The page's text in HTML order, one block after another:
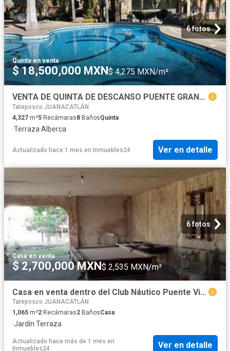
6 fotos
Quinta·en venta
$ 18,500,000 MXN$ 4,275 MXN/m²
VENTA DE QUINTA DE DESCANSO PUENTE GRANDE JALISCO PUEBLO DE LA LAJA
Tateposco JUANACATLÁN
4,327 m²5 Recámaras8 BañosQuinta
·Terraza·Alberca
Actualizado hace 1 mes en Inmuebles24 Ver en detalle
6 fotos
Casa·en venta
$ 2,700,000 MXN$ 2,535 MXN/m²
Casa en venta dentro del Club Náutico Puente Viejo, Juanacatlán, Jal
Tateposco JUANACATLÁN
1,065 m²2 Recámaras2 BañosCasa
·Jardín·Terraza
Actualizado hace más de 1 mes en
Inmuebles24
Ver en detalle